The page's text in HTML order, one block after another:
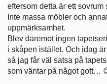
eftersom detta är ett
Inte massa möbler och
uppmärksamhet.
Blev däremot ingen
i skåpen istället. Och idag
så jag får väl satsa på
som väntar på något gott…